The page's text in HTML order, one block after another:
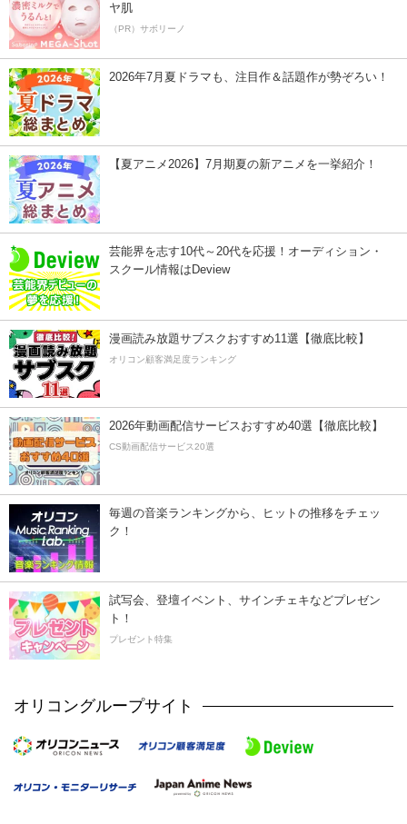
ヤ肌
（PR）サボリーノ
2026年7月夏ドラマも、注目作＆話題作が勢ぞろい！
【夏アニメ2026】7月期夏の新アニメを一挙紹介！
芸能界を志す10代～20代を応援！オーディション・
スクール情報はDeview
漫画読み放題サブスクおすすめ11選【徹底比較】
オリコン顧客満足度ランキング
2026年動画配信サービスおすすめ40選【徹底比較】
CS動画配信サービス20選
毎週の音楽ランキングから、ヒットの推移をチェッ
ク！
試写会、登壇イベント、サインチェキなどプレゼン
ト！
プレゼント特集
オリコングループサイト